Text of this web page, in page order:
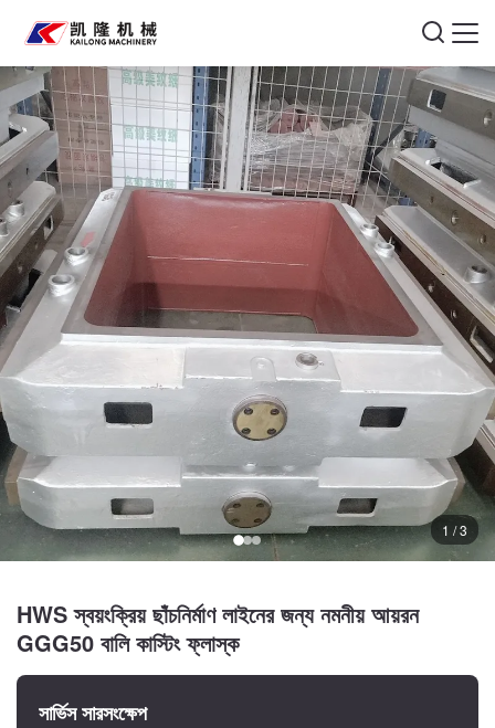
1 / 3
HWS স্বয়ংক্রিয় ছাঁচনির্মাণ লাইনের জন্য নমনীয় আয়রন
GGG50 বালি কাস্টিং ফ্লাস্ক
সার্ভিস সারসংক্ষেপ